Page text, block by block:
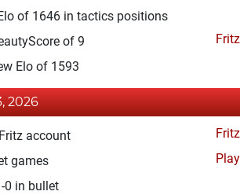
of 1646 in tactics positions
of 9
Fritz
Elo of 1593
2026
account
Fritz
games
Play
0 in bullet